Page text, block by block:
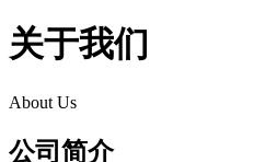
关于我们
About Us
公司简介